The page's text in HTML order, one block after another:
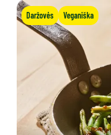
Daržovės Veganiška